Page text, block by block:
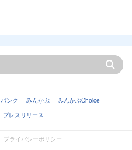
バンク みんかぶ
みんかぶChoice
プレスリリース
プライバシーポリシー